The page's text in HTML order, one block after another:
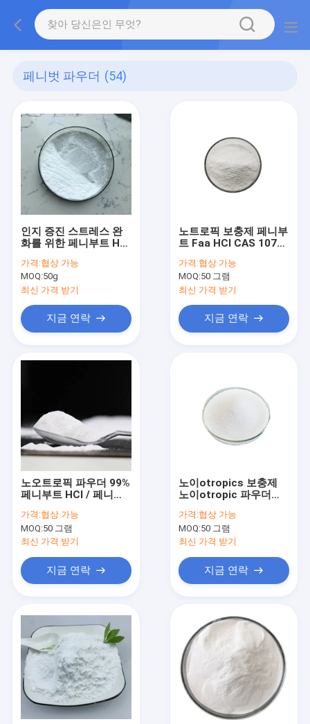
페니벗 파우더 (54)
인지 증진 스트레스 완
화를 위한 페니부트 HCl
41-1
가격:협상 가능
MOQ:50g
최신 가격 받기
지금 연락
노트로픽 보충제 페니부
트 Faa HCl CAS 1078-
가격:협상 가능
MOQ:50 그램
최신 가격 받기
지금 연락
노오트로픽 파우더 99%
페니부트 HCl / 페니부
가격:협상 가능
MOQ:50 그램
최신 가격 받기
지금 연락
노이otropics 보충제
노이otropic 파우더
1078-21-3
가격:협상 가능
MOQ:50 그램
최신 가격 받기
지금 연락